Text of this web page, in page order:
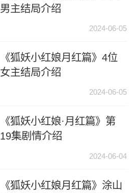
男主结局介绍
2024-06-05
《狐妖小红娘月红篇》4位
女主结局介绍
2024-06-05
《狐妖小红娘·月红篇》第
19集剧情介绍
2024-06-04
《狐妖小红娘月红篇》涂山